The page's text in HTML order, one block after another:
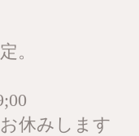
。
休みします